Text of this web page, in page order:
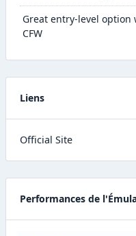
Great entry-level
CFW
Liens
Official Site
Performances de